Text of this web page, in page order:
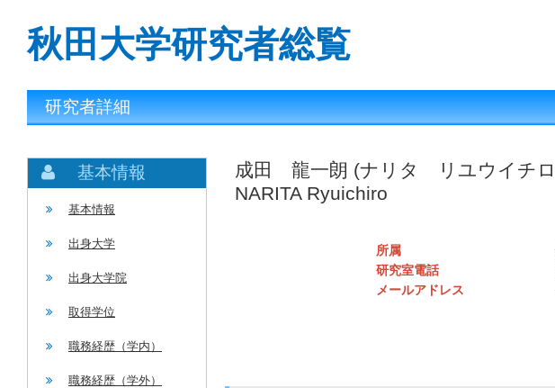
秋田大学研究者総覧
研究者詳細
基本情報
基本情報
出身大学
出身大学院
取得学位
職務経歴（学内）
職務経歴（学外）
成田 龍一朗 (ナリタ リユウイチ
NARITA Ryuichiro
所属
研究室電話
メールアドレス